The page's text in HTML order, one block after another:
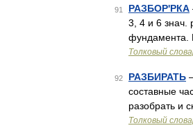
91 РАЗБОР'РКА
3, 4 и 6 знач.
фундамента.
Толковый
92 РАЗБИРАТЬ
составные
разобрать и
Толковый